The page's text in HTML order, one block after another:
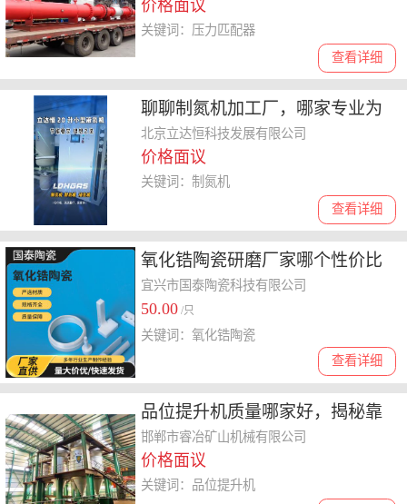
价格面议
查看详细
关键词：压力匹配器
聊聊制氮机加工厂，哪家专业为
你提供靠谱制氮解决方案
北京立达恒科技发展有限公司
价格面议
查看详细
关键词：制氮机
氧化锆陶瓷研磨厂家哪个性价比
高，结合价格与品质教你选
宜兴市国泰陶瓷科技有限公司
50.00 /只
查看详细
关键词：氧化锆陶瓷
品位提升机质量哪家好，揭秘靠
谱厂家的生产工艺和性价比
邯郸市睿冶矿山机械有限公司
价格面议
关键词：品位提升机